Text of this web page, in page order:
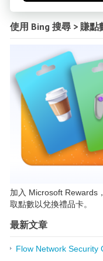
使用 Bing 搜尋 > 賺點
加入 Microsoft Rewards
取點數以兌換禮品卡。
最新文章
Flow Network Security